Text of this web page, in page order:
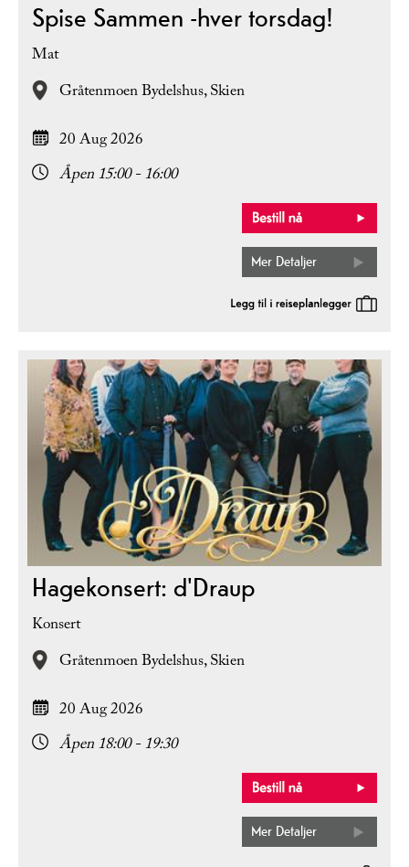
Spise Sammen -hver torsdag!
Mat
Gråtenmoen Bydelshus,Skien
20 Aug 2026
Åpen 15:00 - 16:00
Mer Detaljer
Hagekonsert: d'Draup
Konsert
Gråtenmoen Bydelshus,Skien
20 Aug 2026
Åpen 18:00 - 19:30
Mer Detaljer